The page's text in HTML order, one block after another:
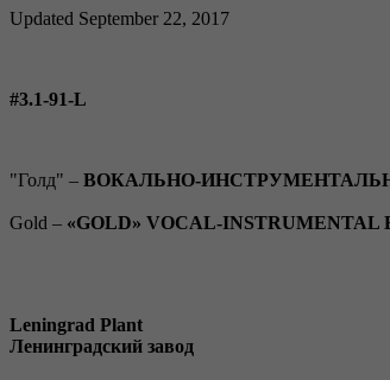
Updated September 22, 2017
#3.1-91-L
"Голд" – ВОКАЛЬНО-
Gold – «GOLD» VOCAL-INSTRUMENTAL
Leningrad Plant
Ленинградский завод